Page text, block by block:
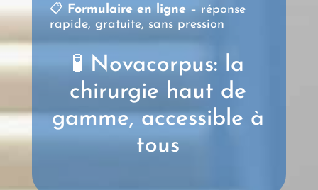
📋 Formulaire en ligne– réponse
rapide, gratuite, sans pression
🧪 Novacorpus: la
chirurgie haut de
gamme, accessible à
tous